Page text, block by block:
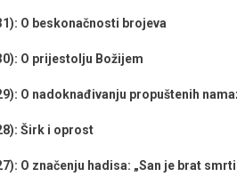
O beskonačnosti brojeva
O prijestolju Božijem
O nadoknađivanju propuštenih
Širk i oprost
O značenju hadisa: „San je brat